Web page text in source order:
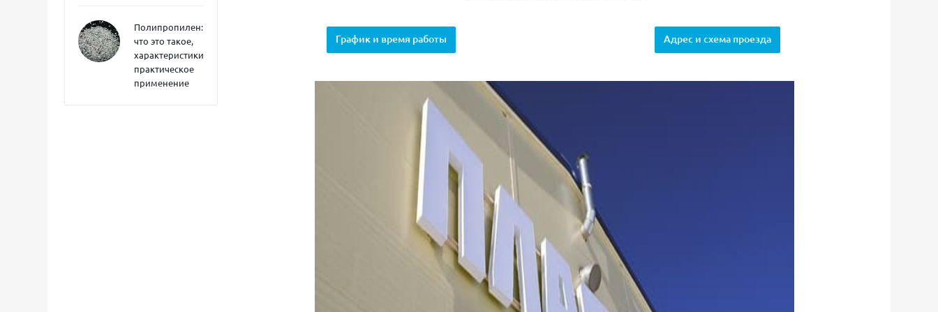
Полипропилен:
что это такое,
характеристики,
практическое
применение
График и время работы Адрес и схема проезда